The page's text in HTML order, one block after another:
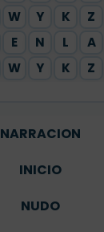
W Y K Z
E N L A
W Y K Z
NARRACION
INICIO
NUDO